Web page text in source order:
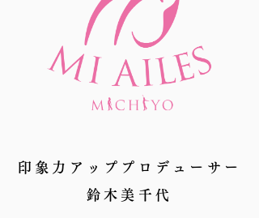
印象力アッププロデューサー
鈴木美千代